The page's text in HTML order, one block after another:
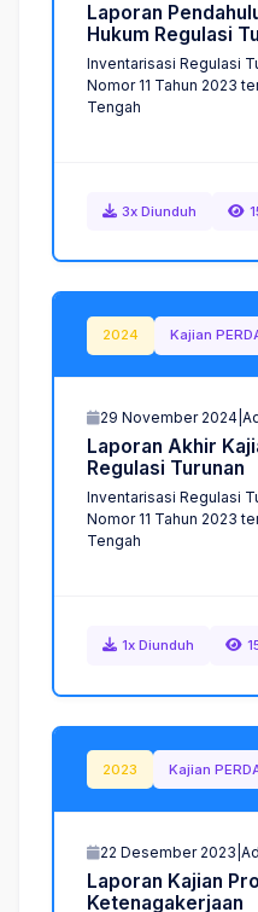
Laporan Pendahul
Hukum Regulasi Tu
Inventarisasi Regulasi
Nomor 11 Tahun 2023
Tengah
3x Diunduh
2024 Kajian
29 November 2024
Laporan Akhir Kaji
Regu asi Turunan
Inventarisasi Regulasi
Nomor 11 Tahun 2023
Tengah
1x Diunduh
2023 Kajian
22 Desember 2023
Laporan Kajian Pro
Ketenagakerjaan